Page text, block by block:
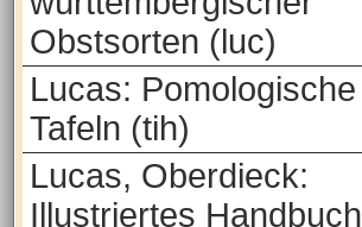
Obstsorten (luc)
Lucas: Pomologische
Tafeln (tih)
Lucas, Oberdieck:
Illustriertes Handbuch